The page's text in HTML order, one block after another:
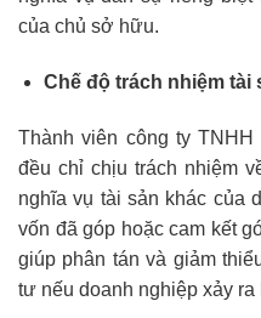
của chủ sở hữu.
Chế độ trách nhiệm tài
Thành viên công ty
đều chỉ chịu trách nhiệm
nghĩa vụ tài sản khác của
vốn đã góp hoặc cam kết
giúp phân tán và giảm
tư nếu doanh nghiệp xảy ra